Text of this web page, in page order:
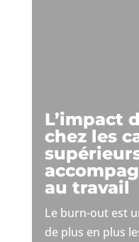
L’impact
chez les
au travail
Le burn-out est
de plus en plus